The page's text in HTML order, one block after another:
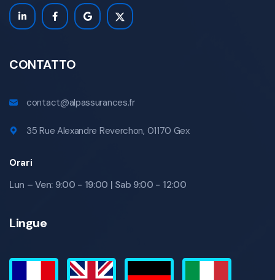
CONTATTO
contact@alpassurances.fr
35 Rue Alexandre Reverchon, 01170 Gex
Orari
Lun – Ven: 9:00 - 19:00 | Sab 9:00 - 12:00
Lingue